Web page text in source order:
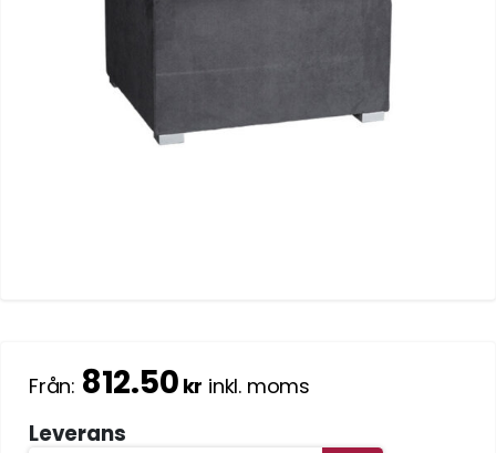
Från: 812.50 kr inkl. moms
Leverans